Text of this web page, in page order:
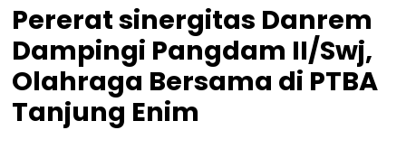
Pererat sinergitas Danrem
Dampingi Pangdam II/Swj,
Olahraga Bersama di PTBA
Tanjung Enim